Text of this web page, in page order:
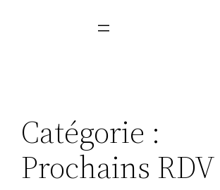
Catégorie :
Prochains RDV